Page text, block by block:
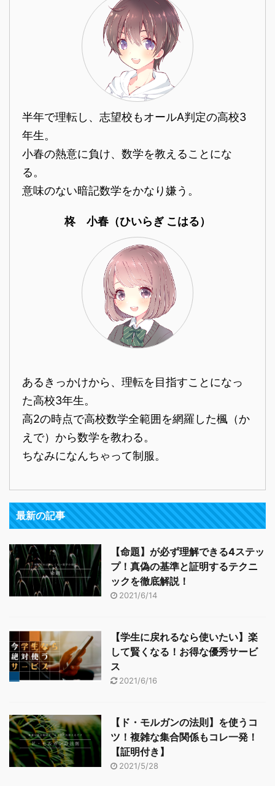
半年で理転し、志望校もオールA判定の高校3
年生。
小春の熱意に負け、数学を教えることにな
る。
意味のない暗記数学をかなり嫌う。
柊 小春（ひいらぎ こはる）
あるきっかけから、理転を目指すことになっ
た高校3年生。
高2の時点で高校数学全範囲を網羅した楓（か
えで）から数学を教わる。
ちなみになんちゃって制服。
最新の記事
【命題】が必ず理解できる4ステッ
プ！真偽の基準と証明するテクニ
ックを徹底解説！
2021/6/14
【学生に戻れるなら使いたい】楽
して賢くなる！お得な優秀サービ
ス
2021/6/16
【ド・モルガンの法則】を使うコ
ツ！複雑な集合関係もコレ一発！
【証明付き】
2021/5/28